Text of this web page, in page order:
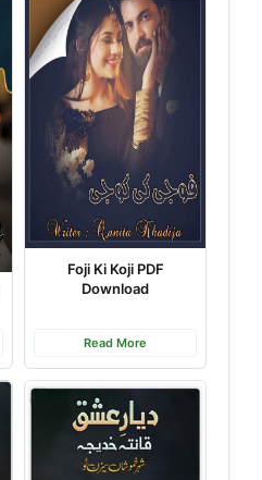
Foji Ki Koji PDF
Download
Read More